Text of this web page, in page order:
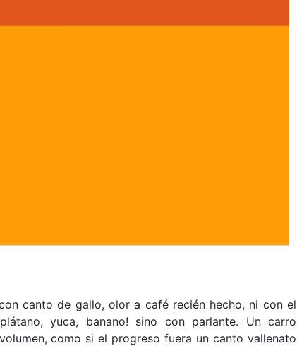
canto de gallo, olor a café recién hecho, ni con el
yuca, banano! sino con parlante. Un carro
como si el progreso fuera un canto vallenato